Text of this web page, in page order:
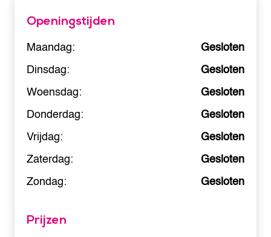
Openingstijden
Maandag:
Gesloten
Dinsdag:
Gesloten
Woensdag:
Gesloten
Donderdag:
Gesloten
Vrijdag:
Gesloten
Zaterdag:
Gesloten
Zondag:
Gesloten
Prijzen